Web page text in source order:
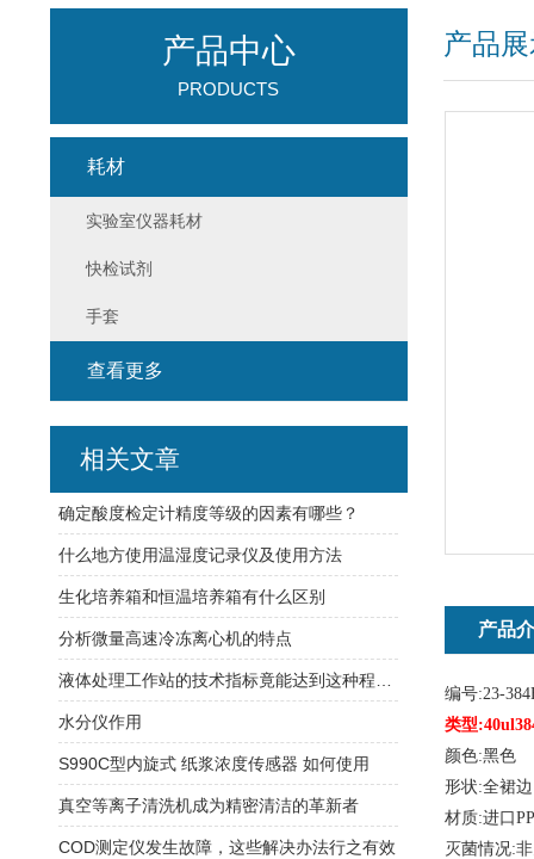
产品
产品
编号:23-
类型
颜色:黑色
形状:全裙边
材质:进口PP
灭菌情况:
产品中心
PRODUCTS
耗材
实验室仪器耗材
快检试剂
手套
查看更多
相关文章
确定酸度检定计精度等级的因素有哪些？
什么地方使用温湿度记录仪及使用方法
生化培养箱和恒温培养箱有什么区别
分析微量高速冷冻离心机的特点
水分仪作用
S990C型内旋式 纸浆浓度传感器 如何使用
真空等离子清洗机成为精密清洁的革新者
COD测定仪发生故障，这些解决办法行之有效